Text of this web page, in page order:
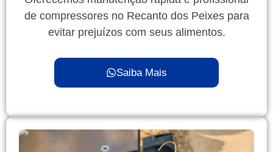
de compressores no Recanto dos Peixes para
evitar prejuízos com seus alimentos.
Saiba Mais